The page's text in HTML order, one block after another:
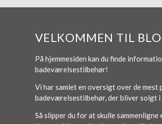
VELKOMMEN TIL
På hjemmesiden kan du finde
badeværelsestilbehør!
Vi har samlet en oversigt over de mest
badeværelsestilbehør, der bliver solgt i
Så slipper du for at skulle sammenligne